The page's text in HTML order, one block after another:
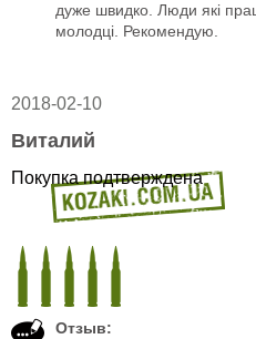
дуже швидко. Люди які
молодці. Рекомендую.
2018-02-10
Виталий
Покупка подтверждена
Отзыв: